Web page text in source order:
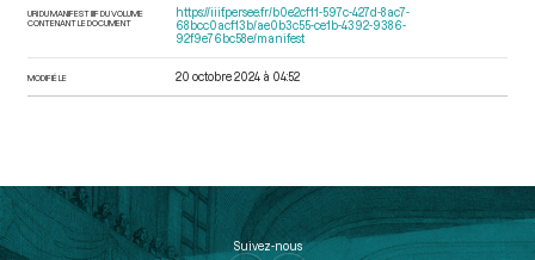
URI DU MANIFEST IIIF DU VOLUME
CONTENANT LE DOCUMENT
https://iiif.persee.fr/b0e2cf11-597c-427d-8ac7-
68bcc0acf13b/ae0b3c55-ce1b-4392-9386-
92f9e76bc58e/manifest
MODIFIÉ LE 20 octobre 2024 à 04:52
Suivez-nous